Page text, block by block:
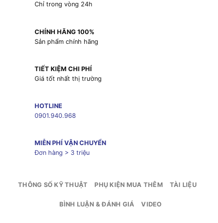
Chỉ trong vòng 24h
CHÍNH HÃNG 100%
Sản phẩm chính hãng
TIẾT KIỆM CHI PHÍ
Giá tốt nhất thị trường
HOTLINE
0901.940.968
MIỄN PHÍ VẬN CHUYỂN
Đơn hàng > 3 triệu
THÔNG SỐ KỸ THUẬT PHỤ KIỆN MUA THÊM TÀI LIỆU
BÌNH LUẬN & ĐÁNH GIÁ VIDEO